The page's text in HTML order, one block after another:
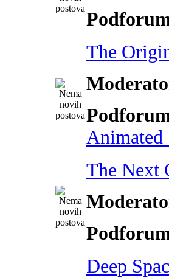
The
Animated
The Next
Deep